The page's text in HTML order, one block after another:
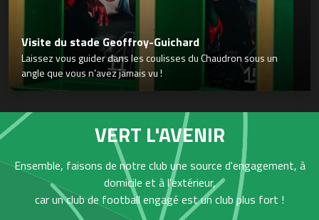
Visite du stade Geoffroy-Guichard
Laissez vous guider dans les coulisses du Chaudron sous un
angle que vous n’avez jamais vu !
VERT L'AVENIR
Ensemble, faisons de notre club une source d'engagement, à
domicile et à l'extérieur,
car un club de football engagé est un club plus fort !